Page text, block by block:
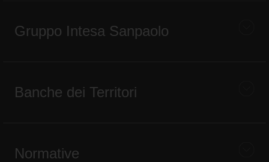
Gruppo Intesa Sanpaolo
Banche dei Territori
Normative